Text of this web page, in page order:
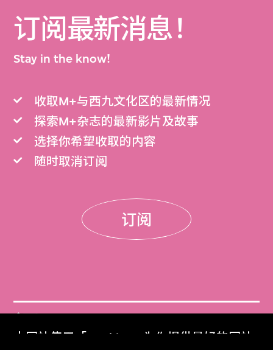
本网站使用「Cookies」为你提供最好的网站
订阅最新消息！
Stay in the know!
收取M+与西九文化区的最新情况
探索M+杂志的最新影片及故事
选择你希望收取的内容
随时取消订阅
订阅
门票